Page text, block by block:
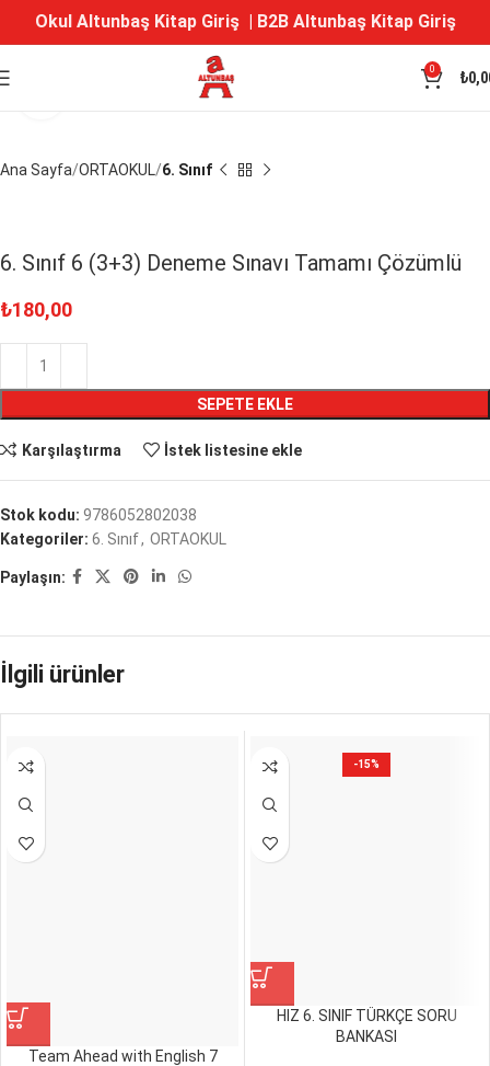
Okul Altunbaş Kitap Giriş| B2B Altunbaş Kitap Giriş
0 ₺
Büyütmek için tıklayın
Ana Sayfa ORTAOKUL 6. Sınıf
6. Sınıf 6 (3+3) Deneme Sınavı Tamamı Çözümlü
₺180,00
SEPETE EKLE
Karşılaştırma İstek listesine ekle
Stok kodu: 9786052802038
Kategoriler: 6. Sınıf, ORTAOKUL
Paylaşın:
İlgili ürünler
Team Ahead with English 7
-15%
HIZ 6. SINIF TÜRKÇE SORU
BANKASI